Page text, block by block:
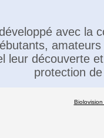
avec la
leur découverte
protection
Biolovision